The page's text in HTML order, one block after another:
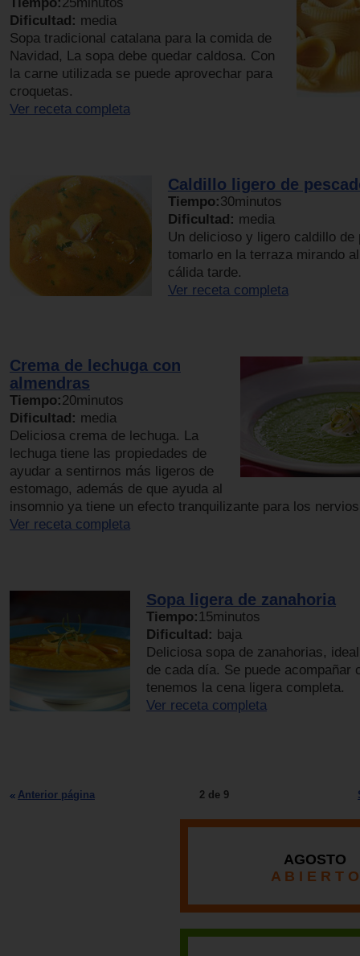
Dificultad: media
Sopa tradicional catalana para la comida de
Navidad, La sopa debe quedar caldosa. Con
la carne utilizada se puede aprovechar para
croquetas.
Ver receta completa
Caldillo ligero de
Tiempo:30minutos
Dificultad: media
Un delicioso y ligero caldillo de
tomarlo en la terraza mirando
cálida tarde.
Ver receta completa
Crema de lechuga con
almendras
Tiempo:20minutos
Dificultad: media
Deliciosa crema de lechuga. La
lechuga tiene las propiedades de
ayudar a sentirnos más ligeros de
estomago, además de que ayuda al
insomnio ya tiene un efecto tranquilizante para los
Ver receta completa
Sopa ligera de zanahoria
Tiempo: 15minutos
Dificultad: baja
Deliciosa sopa de zanahorias,
de cada día. Se puede acompañar
tenemos la cena ligera completa.
Ver receta completa
Anterior página 2 de 9
AGOSTO
A B I E R T O